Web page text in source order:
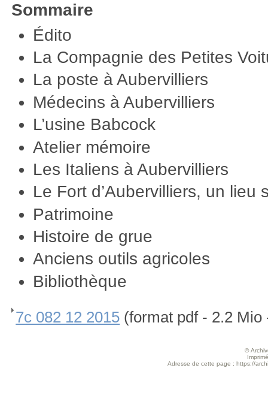
Sommaire
Édito
La Compagnie des Petites
La poste à Aubervilliers
Médecins à Aubervilliers
L’usine Babcock
Atelier mémoire
Les Italiens à Aubervilliers
Le Fort d’Aubervilliers, un lieu
Patrimoine
Histoire de grue
Anciens outils agricoles
Bibliothèque
7c 082 12 2015 (format pdf - 2.2 Mio
©
Adresse de cette page : https://